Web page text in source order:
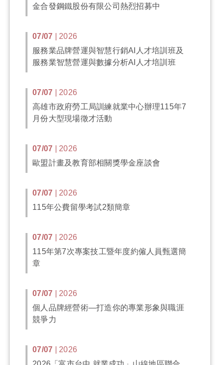
金合發鋼鐵股份有限公司熱烈招募中
07/07 | 2026
服務業品牌營運與智慧行銷AI人才培訓班及
服務業智慧營運與數據分析AI人才培訓班
07/07 | 2026
高雄市政府勞工局訓練就業中心辦理115年7
月份大型現場徵才活動
07/07 | 2026
歐盟計畫及教育部相關獎學金座談會
07/07 | 2026
115年公費留學考試2類簡章
07/07 | 2026
115年第7次專案技工暨年度約僱人員甄選簡
章
07/07 | 2026
個人品牌經營術—打造你的專業形象與職涯
競爭力
07/07 | 2026